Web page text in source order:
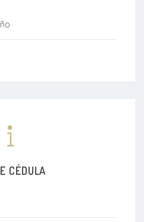
CÉDULA